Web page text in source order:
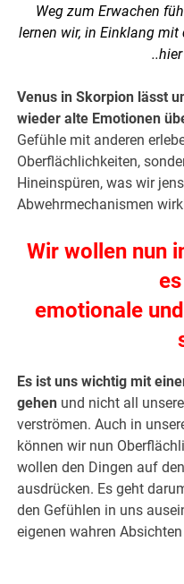
Weg zum Erwachen
lernen wir, in Einklang
..
Venus in Skorpion lässt
wieder alte Emotionen
Gefühle mit anderen
Oberflächlichkeiten,
Hineinspüren, was wir
Abwehrmechanismen
Wir wollen nun
emotionale
Es ist uns wichtig mit
gehen und nicht all
verströmen. Auch in
können wir nun
wollen den Dingen auf
ausdrücken. Es geht
den Gefühlen in uns
eigenen wahren